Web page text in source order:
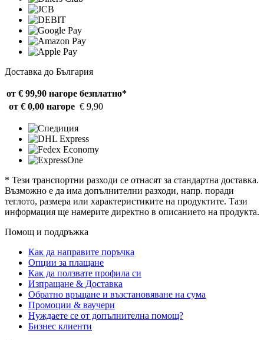
Доставка до България
от € 99,90 нагоре безплатно*
от € 0,00 нагоре € 9,90
* Тези транспортни разходи се отнасят за стандартна доставка.
Възможно е да има допълнителни разходи, напр. поради
теглото, размера или характеристиките на продуктите. Тази
информация ще намерите директно в описанието на продукта.
Помощ и поддръжка
Как да направите поръчка
Опции за плащане
Как да ползвате профила си
Изпращане & Доставка
Обратно връщане и възстановяване на сума
Промоции & ваучери
Нуждаете се от допълнителна помощ?
Бизнес клиенти